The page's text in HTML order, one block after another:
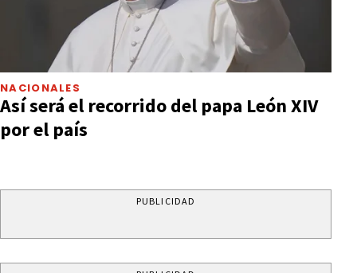
NACIONALES
Así será el recorrido del papa León XIV
por el país
PUBLICIDAD